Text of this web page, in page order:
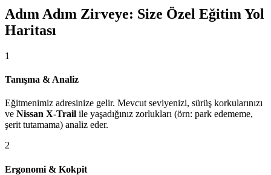
Adım Adım Zirveye: Size Özel Eğitim Yol
Haritası
1
Tanışma & Analiz
Eğitmenimiz adresinize gelir. Mevcut seviyenizi, sürüş korkularınızı
ve Nissan X-Trail ile yaşadığınız zorlukları (örn: park edememe,
şerit tutamama) analiz eder.
2
Ergonomi & Kokpit